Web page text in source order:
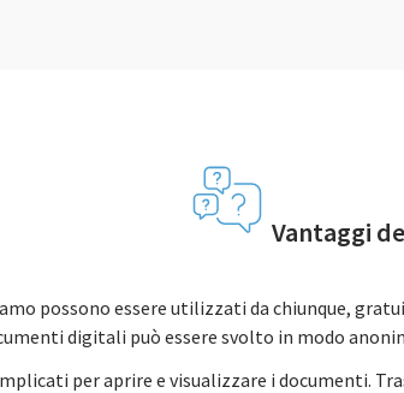
Vantaggi
possono essere utilizzati da chiunque,
digitali può essere svolto in modo
per aprire e visualizzare i documenti.